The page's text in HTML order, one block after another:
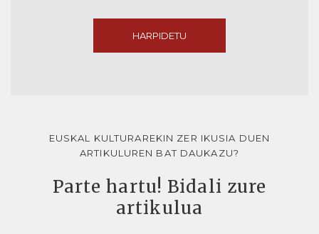
HARPIDETU
EUSKAL KULTURAREKIN ZER IKUSIA DUEN
ARTIKULUREN BAT DAUKAZU?
Parte hartu! Bidali zure
artikulua